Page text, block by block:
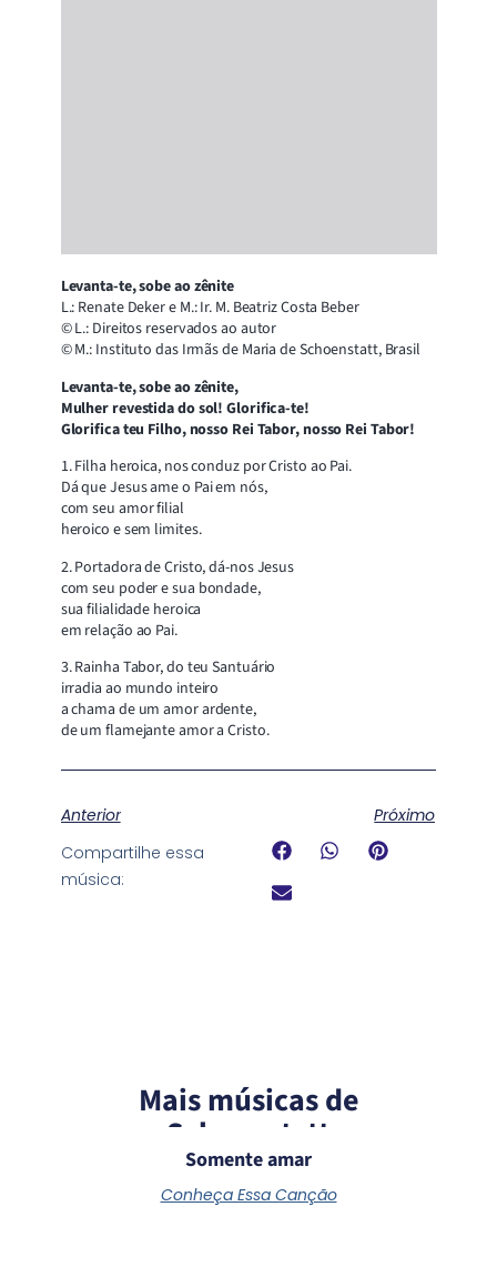
Levanta-te, sobe ao zênite
L.: Renate Deker e M.: Ir. M. Beatriz Costa Beber
© L.: Direitos reservados ao autor
© M.: Instituto das Irmãs de Maria de Schoenstatt, Brasil
Levanta-te, sobe ao zênite,
Mulher revestida do sol! Glorifica-te!
Glorifica teu Filho, nosso Rei Tabor, nosso Rei Tabor!
1. Filha heroica, nos conduz por Cristo ao Pai.
Dá que Jesus ame o Pai em nós,
com seu amor filial
heroico e sem limites.
2. Portadora de Cristo, dá-nos Jesus
com seu poder e sua bondade,
sua filialidade heroica
em relação ao Pai.
3. Rainha Tabor, do teu Santuário
irradia ao mundo inteiro
a chama de um amor ardente,
de um flamejante amor a Cristo.
Anterior
Próximo
Compartilhe essa
música:
Mais músicas de
Schoenstatt
Somente amar
Conheça Essa Canção